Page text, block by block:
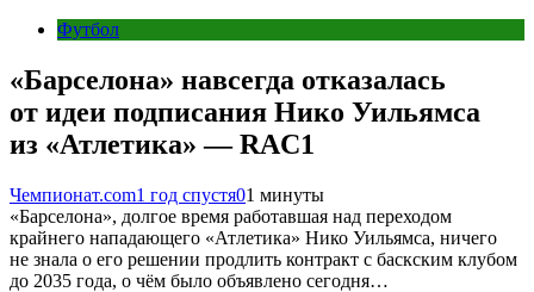
Футбол
«Барселона» навсегда отказалась
от идеи подписания Нико Уильямса
из «Атлетика» — RAC1
Чемпионат.com1 год спустя01 минуты
«Барселона», долгое время работавшая над переходом
крайнего нападающего «Атлетика» Нико Уильямса, ничего
не знала о его решении продлить контракт с баскским клубом
до 2035 года, о чём было объявлено сегодня…